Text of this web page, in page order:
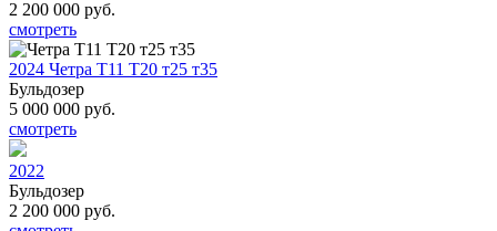
2 200 000 руб.
смотреть
2024 Четра Т11 Т20 т25 т35
Бульдозер
5 000 000 руб.
смотреть
2022
Бульдозер
2 200 000 руб.